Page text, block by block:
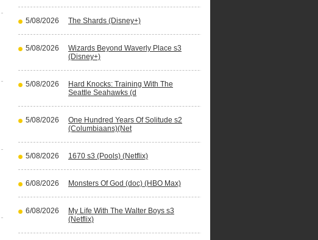
5/08/2026 The Shards (Disney+)
5/08/2026
Wizards Beyond Waverly Place s3
(Disney+)
5/08/2026
Hard Knocks: Training With The
Seattle Seahawks (d
5/08/2026
One Hundred Years Of Solitude s2
(Columbiaans)(Net
5/08/2026 1670 s3 (Pools) (Netflix)
6/08/2026 Monsters Of God (doc) (HBO Max)
6/08/2026
My Life With The Walter Boys s3
(Netflix)